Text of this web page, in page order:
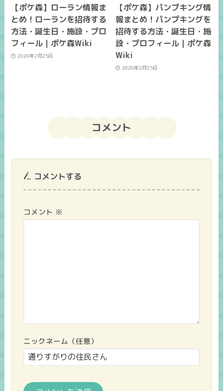
【ポケ森】ローラン情報ま
とめ！ローランを招待する
方法・誕生日・施設・プロ
フィール｜ポケ森Wiki
2020年2月25日
【ポケ森】パンプキング情
報まとめ！パンプキングを
招待する方法・誕生日・施
設・プロフィール｜ポケ森
Wiki
2020年2月25日
コメント
コメントする
コメント ※
ニックネーム（任意）